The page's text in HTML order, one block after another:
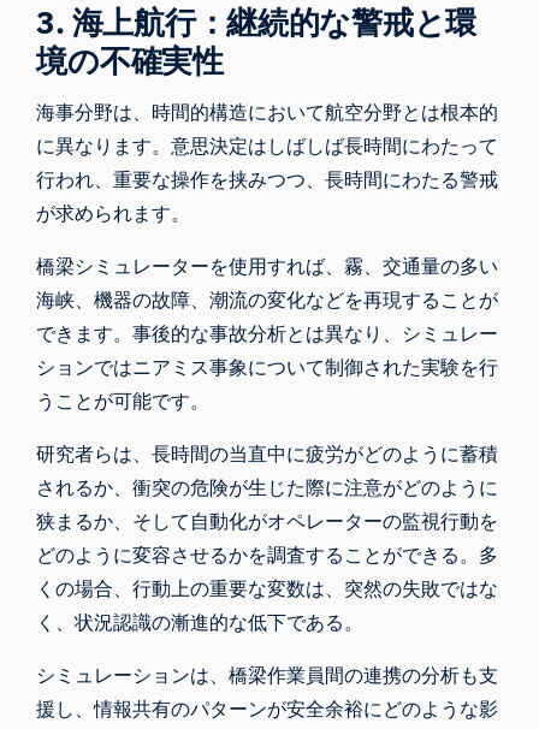
3. 海上航行：継続的な警戒と環
境の不確実性
海事分野は、時間的構造において航空分野とは根本的
に異なります。意思決定はしばしば長時間にわたって
行われ、重要な操作を挟みつつ、長時間にわたる警戒
が求められます。
橋梁シミュレーターを使用すれば、霧、交通量の多い
海峡、機器の故障、潮流の変化などを再現することが
できます。事後的な事故分析とは異なり、シミュレー
ションではニアミス事象について制御された実験を行
うことが可能です。
研究者らは、長時間の当直中に疲労がどのように蓄積
されるか、衝突の危険が生じた際に注意がどのように
狭まるか、そして自動化がオペレーターの監視行動を
どのように変容させるかを調査することができる。多
くの場合、行動上の重要な変数は、突然の失敗ではな
く、状況認識の漸進的な低下である。
シミュレーションは、橋梁作業員間の連携の分析も支
援し、情報共有のパターンが安全余裕にどのような影